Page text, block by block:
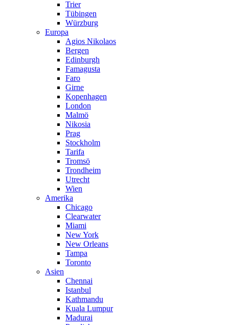
Trier
Tübingen
Würzburg
Europa
Agios Nikolaos
Bergen
Edinburgh
Famagusta
Faro
Girne
Kopenhagen
London
Malmö
Nikosia
Prag
Stockholm
Tarifa
Tromsö
Trondheim
Utrecht
Wien
Amerika
Chicago
Clearwater
Miami
New York
New Orleans
Tampa
Toronto
Asien
Chennai
Istanbul
Kathmandu
Kuala Lumpur
Madurai